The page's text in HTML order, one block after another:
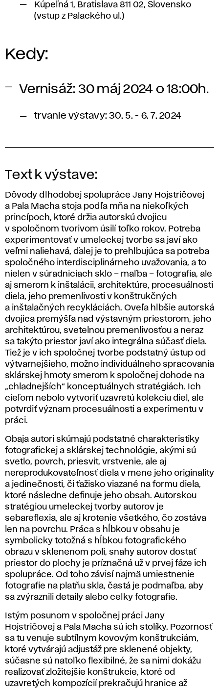
Kúpeľná 1, Bratislava 811 02, Slovensko
(vstup z Palackého ul.)
Kedy:
Vernisáž: 30 máj 2024 o 18:00h.
trvanie výstavy: 30. 5. - 6. 7. 2024
Text k výstave:
Dôvody dlhodobej spolupráce Jany Hojstričovej
a Pala Macha stoja podľa mňa na niekoľkých
princípoch, ktoré držia autorskú dvojicu
v spoločnom tvorivom úsilí toľko rokov. Potreba
experimentovať v umeleckej tvorbe sa javí ako
veľmi naliehavá, ďalej je to prehlbujúca sa potreba
spoločného interdisciplinárneho uvažovania, a to
nielen v súradniciach sklo – maľba – fotografia, ale
aj smerom k inštalácii, architektúre, procesuálnosti
diela, jeho premenlivosti v konštrukčných
a inštalačných recykláciách. Oveľa hlbšie autorská
dvojica premýšľa nad výstavným priestorom, jeho
architektúrou, svetelnou premenlivosťou a neraz
sa takýto priestor javí ako integrálna súčasť diela.
Tiež je v ich spoločnej tvorbe podstatný ústup od
výtvarnejšieho, možno individuálneho spracovania
sklárskej hmoty smerom k spoločnej dohode na
„chladnejších“ konceptuálnych stratégiách. Ich
cieľom nebolo vytvoriť uzavretú kolekciu diel, ale
potvrdiť význam procesuálnosti a experimentu v
práci.
Obaja autori skúmajú podstatné charakteristiky
fotografickej a sklárskej technológie, akými sú
svetlo, povrch, priesvit, vrstvenie, ale aj
nereprodukovateľnosť diela v mene jeho originality
a jedinečnosti, či ťažisko viazané na formu diela,
ktoré následne definuje jeho obsah. Autorskou
stratégiou umeleckej tvorby autorov je
sebareflexia, ale aj krotenie všetkého, čo zostáva
len na povrchu. Práca s hĺbkou v obsahu je
symbolicky totožná s hĺbkou fotografického
obrazu v sklenenom poli, snahy autorov dostať
priestor do plochy je príznačná už v prvej fáze ich
spolupráce. Od toho závisí najmä umiestnenie
fotografie na platňu skla, častá je podmaľba, aby
sa zvýraznili detaily alebo celky fotografie.
Istým posunom v spoločnej práci Jany
Hojstričovej a Pala Macha sú ich stolíky. Pozornosť
sa tu venuje subtílnym kovovým konštrukciám,
ktoré vytvárajú adjustáž pre sklenené objekty,
súčasne sú natoľko flexibilné, že sa nimi dokážu
realizovať zložitejšie konštrukcie, ktoré od
uzavretých kompozícií prekračujú hranice až